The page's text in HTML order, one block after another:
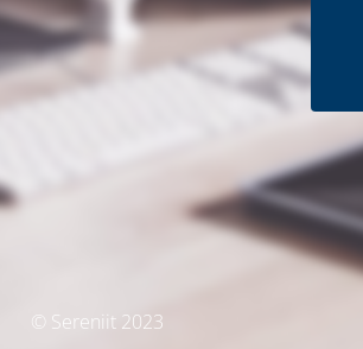
© Sereniit 2023